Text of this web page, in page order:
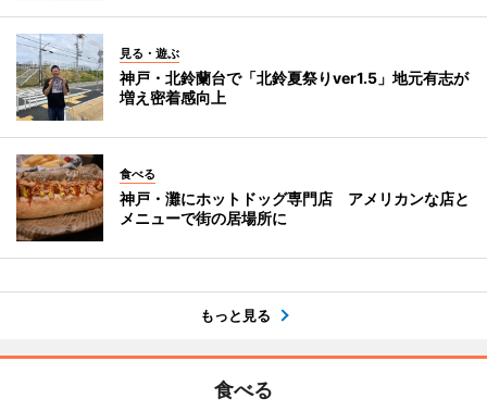
見る・遊ぶ
神戸・北鈴蘭台で「北鈴夏祭りver1.5」地元有志が
増え密着感向上
食べる
神戸・灘にホットドッグ専門店 アメリカンな店と
メニューで街の居場所に
もっと見る
食べる